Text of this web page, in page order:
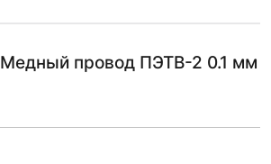
Медный провод ПЭТВ-2 0.1 мм